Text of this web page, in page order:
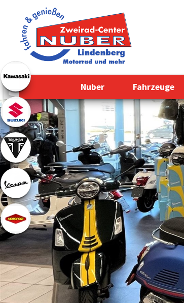
Nuber Fahrzeuge
Previous